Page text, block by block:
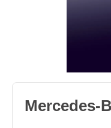
Mercedes-